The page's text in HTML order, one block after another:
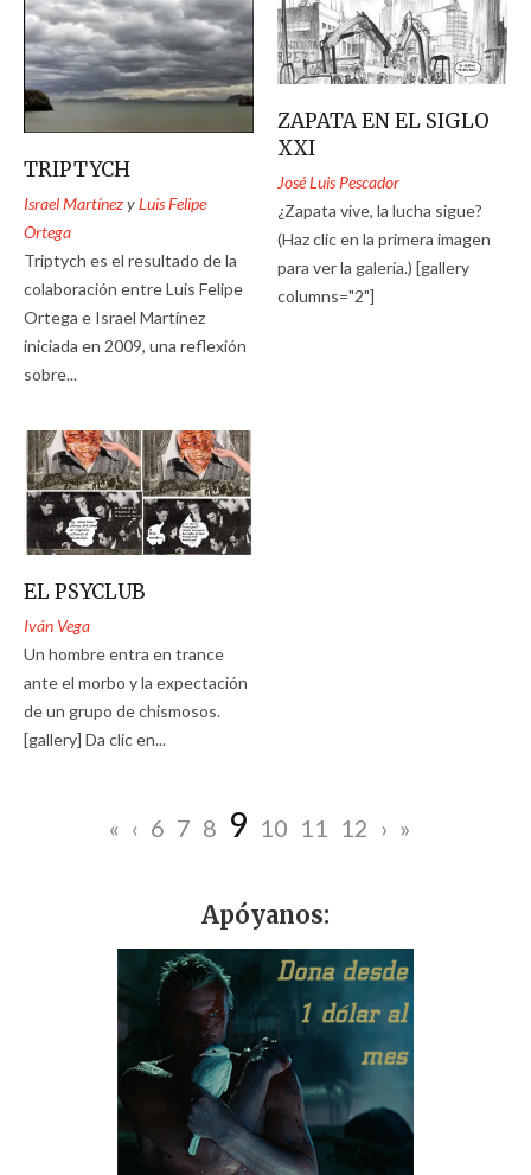
TRIPTYCH
Israel MartínezyLuis Felipe
Ortega
Triptych es el resultado de la
colaboración entre Luis Felipe
Ortega e Israel Martínez
iniciada en 2009, una reflexión
sobre...
ZAPATA EN EL SIGLO
XXI
José Luis Pescador
¿Zapata vive, la lucha sigue?
(Haz clic en la primera imagen
para ver la galería.) [gallery
columns="2"]
EL PSYCLUB
Iván Vega
Un hombre entra en trance
ante el morbo y la expectación
de un grupo de chismosos.
[gallery] Da clic en...
« ‹ 6 7 8 9 10 11 12 › »
Apóyanos: